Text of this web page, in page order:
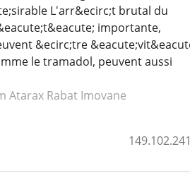
L'arr&ecirc;t brutal du
importante,
&ecirc;tre
le tramadol, peuvent aussi
Atarax Rabat Imovane